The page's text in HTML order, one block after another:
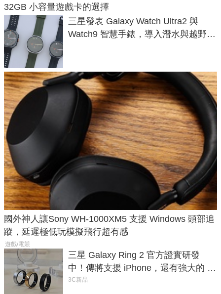
32GB 小容量遊戲卡的選擇
三星發表 Galaxy Watch Ultra2 與
Watch9 智慧手錶，導入潛水與越野跑
國外神人讓Sony WH-1000XM5 支援 Windows 頭部追
蹤，延遲極低玩模擬飛行超有感
遊戲/電競
三星 Galaxy Ring 2 官方證實研發
中！傳將支援 iPhone，還有強大的 AI
與智慧家電連動功能
3C新品